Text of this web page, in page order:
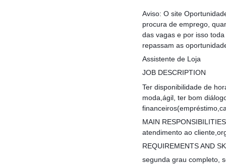
Aviso: O site
procura de emprego,
das vagas e por isso
repassam as
Assistente de Loja
JOB DESCRIPTION
Ter disponibilidade de
moda,ágil, ter bom
MAIN RESPONSIBILITIES
atendimento ao
REQUIREMENTS AND
segunda grau completo,